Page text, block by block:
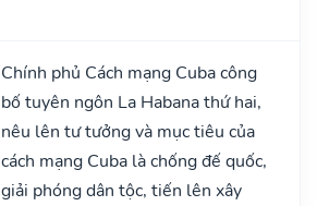
Chính phủ Cách mạng Cuba công
bố tuyên ngôn La Habana thứ hai,
nêu lên tư tưởng và mục tiêu của
cách mạng Cuba là chống đế quốc,
giải phóng dân tộc, tiến lên xây